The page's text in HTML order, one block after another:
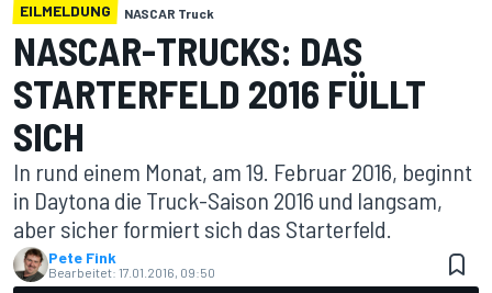
EILMELDUNG NASCAR Truck
NASCAR-TRUCKS: DAS
STARTERFELD 2016 FÜLLT
SICH
In rund einem Monat, am 19. Februar 2016, beginnt
in Daytona die Truck-Saison 2016 und langsam,
aber sicher formiert sich das Starterfeld.
Pete Fink
Bearbeitet: 17.01.2016, 09:50